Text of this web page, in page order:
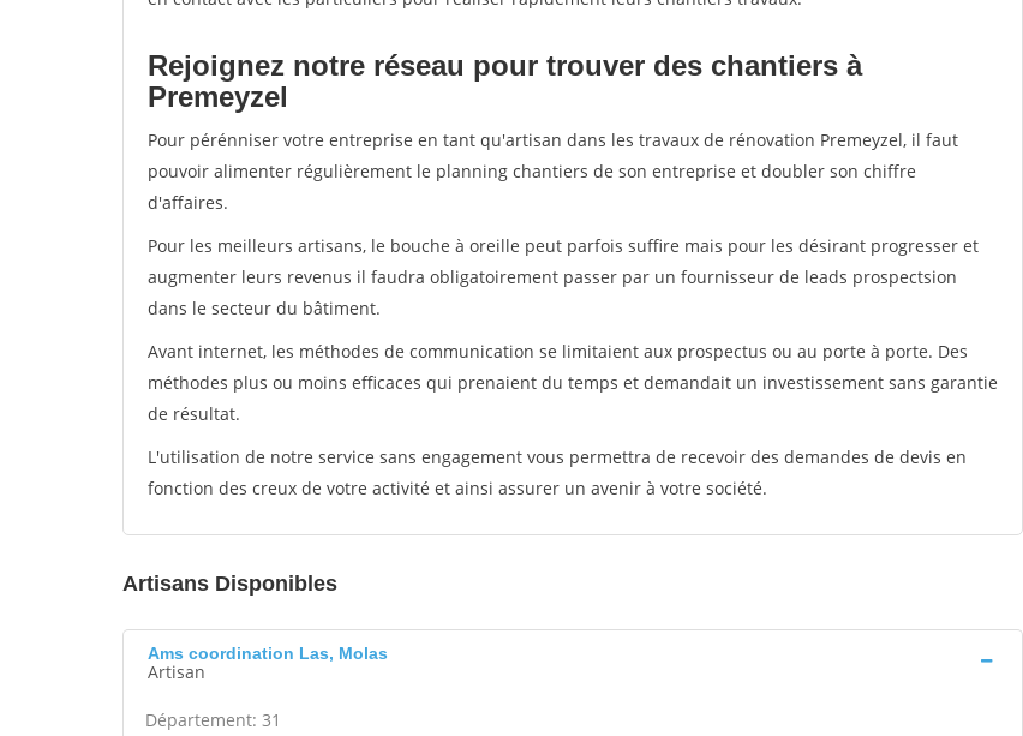
Rejoignez notre réseau pour trouver des chantiers à
Premeyzel
Pour pérénniser votre entreprise en tant qu'artisan dans les travaux de rénovation Premeyzel, il faut
pouvoir alimenter régulièrement le planning chantiers de son entreprise et doubler son chiffre
d'affaires.
Pour les meilleurs artisans, le bouche à oreille peut parfois suffire mais pour les désirant progresser et
augmenter leurs revenus il faudra obligatoirement passer par un fournisseur de leads prospectsion
dans le secteur du bâtiment.
Avant internet, les méthodes de communication se limitaient aux prospectus ou au porte à porte. Des
méthodes plus ou moins efficaces qui prenaient du temps et demandait un investissement sans garantie
de résultat.
L'utilisation de notre service sans engagement vous permettra de recevoir des demandes de devis en
fonction des creux de votre activité et ainsi assurer un avenir à votre société.
Artisans Disponibles
Ams coordination Las, Molas
Artisan
Département: 31